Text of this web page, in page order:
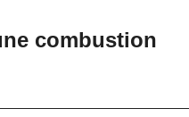
combustion